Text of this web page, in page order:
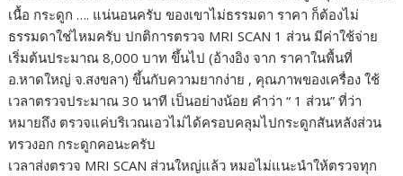
เนื้อ กระดูก …. แน่นอนครับ ของเขาไม่ธรรมดา ราคา ก็ต้องไม่
ธรรมดาใช่ไหมครับ ปกติการตรวจ MRI SCAN 1 ส่วน มีค่าใช้จ่าย
เริ่มต้นประมาณ 8,000 บาท ขึ้นไป (อ้างอิง จาก ราคาในพื้นที่
อ.หาดใหญ่ จ.สงขลา) ขึ้นกับความยากง่าย , คุณภาพของเครื่อง ใช้
เวลาตรวจประมาณ 30 นาที เป็นอย่างน้อย คำว่า “ 1 ส่วน” ที่ว่า
หมายถึง ตรวจแค่บริเวณเอวไม่ได้ครอบคลุมไปกระดูกสันหลังส่วน
ทรวงอก กระดูกคอนะครับ
เวลาส่งตรวจ MRI SCAN ส่วนใหญ่แล้ว หมอไม่แนะนำให้ตรวจทุก